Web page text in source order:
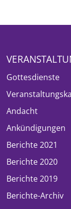
Gottesdienste
Andacht
Ankündigungen
Berichte 2021
Berichte 2020
Berichte 2019
Berichte-Archiv